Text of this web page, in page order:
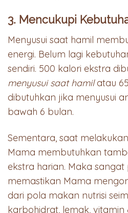
3. Mencukupi
Menyusui saat hamil
energi. Belum lagi
sendiri. 500 kalori ekstra
menyusui saat hamilatau
dibutuhkan jika menyusui
bawah 6 bulan.
Sementara, saat melakukan
Mama membutuhkan
ekstra harian. Maka
memastikan Mama
dari pola makan nutrisi
karbohidrat, lemak, vitamin